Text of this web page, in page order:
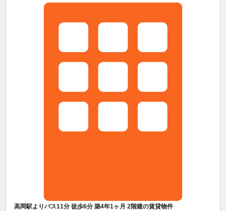
高岡駅よりバス11分 徒歩6分 築4年1ヶ月 2階建の賃貸物件